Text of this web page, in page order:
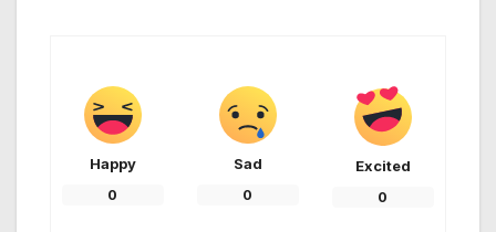
Happy
0
Sad
0
Excited
0